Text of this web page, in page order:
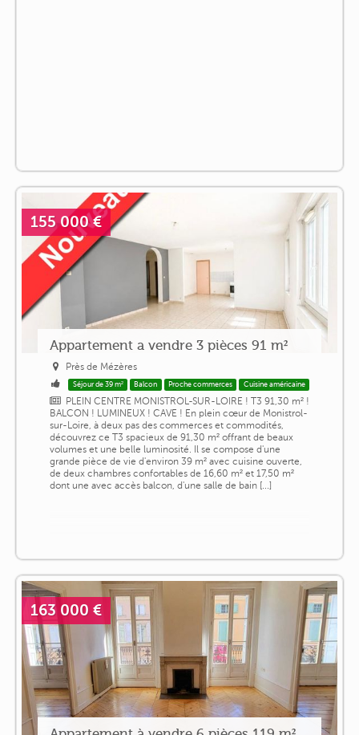
155 000 €
Appartement a vendre 3 pièces 91 m²
Près de Mézères
Séjour de 39 m² Balcon Proche commerces Cuisine américaine
PLEIN CENTRE MONISTROL-SUR-LOIRE ! T3 91,30 m² !
BALCON ! LUMINEUX ! CAVE ! En plein cœur de Monistrol-
sur-Loire, à deux pas des commerces et commodités,
découvrez ce T3 spacieux de 91,30 m² offrant de beaux
volumes et une belle luminosité. Il se compose d'une
grande pièce de vie d'environ 39 m² avec cuisine ouverte,
de deux chambres confortables de 16,60 m² et 17,50 m²
dont une avec accès balcon, d'une salle de bain [...]
163 000 €